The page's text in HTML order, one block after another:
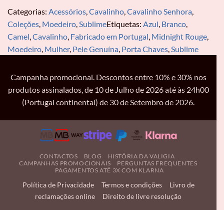
Categorias: Acessórios,Cavalinho,Cavalinho Senhora,
Coleções, Moedeiro,SublimeEtiquetas: Azul, Branco,
Camel,Cavalinho, Fabricado em Portugal, Midnight Rouge,
Moedeiro, Mulher, Pele Genuína, Porta Chaves,Sublime
Campanha promocional. Descontos entre 10% e 30% nos
produtos assinalados, de 10 de Julho de 2026 até às 24h00
(Portugal continental) de 30 de Setembro de 2026.
CONTACTOS BLOG
HISTÓRIA DA VALIGIA
CAMPANHAS PROMOCIONAIS
PERGUNTAS FREQUENTES
PAGAMENTOS ATÉ 3X COM KLARNA
Política de Privacidade Termos e condições
Livro de
reclamações online
Direito de livre resolução